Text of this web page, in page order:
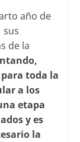
año de
sus
de la
toda la
a los
etapa
y es
la